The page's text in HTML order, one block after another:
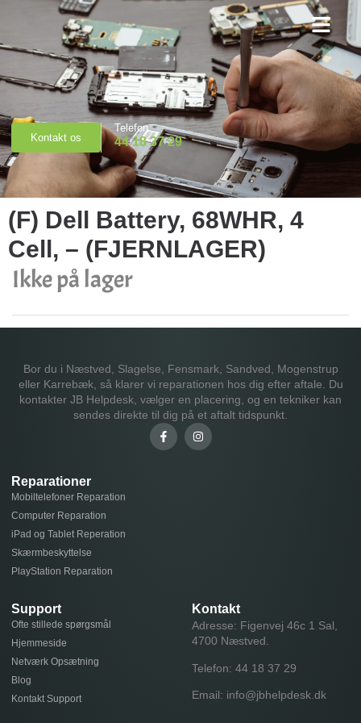
Kontakt os
Telefon
44 18 37 29
(F) Dell Battery, 68WHR, 4
Cell, – (FJERNLAGER)
Ikke på lager
Bor du i Næstved, Slagelse, Fensmark, Sandved, Mogenstrup
eller Karrebæk, så klarer vi reparationen hos dig efter aftale. Du
kontakter JB Helpdesk, vælger en placering, og en tekniker kan
sendes direkte til dig på et aftalt tidspunkt.
Reparationer
Mobiltelefoner Reparation
Computer Reparation
iPad og Tablet Reperation
Skærmbeskyttelse
PlayStation Reparation
Support
Ofte stillede spørgsmål
Hjemmeside
Netværk Opsætning
Blog
Kontakt Support
Kontakt
Adresse: Figenvej 46c 1 Sal,
4700 Næstved.
Telefon: 44 18 37 29
Email: info@jbhelpdesk.dk